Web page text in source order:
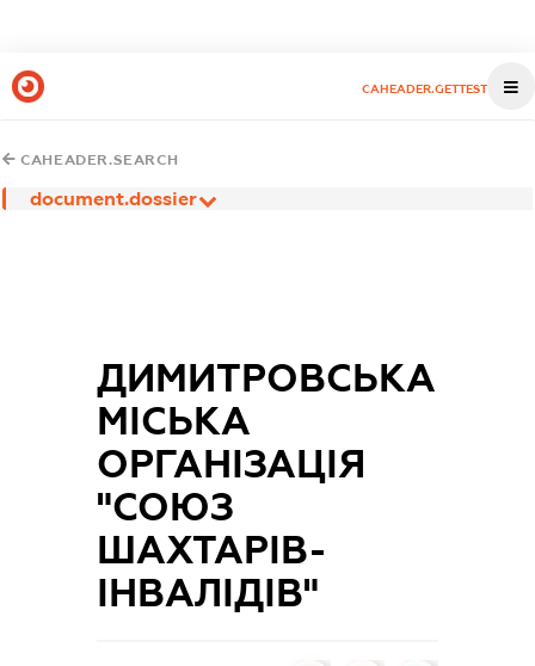
CAHEADER.GETTEST
CAHEADER.SEARCH
document.dossier
ДИМИТРОВСЬКА
МІСЬКА
ОРГАНІЗАЦІЯ
"СОЮЗ
ШАХТАРІВ-
ІНВАЛІДІВ"